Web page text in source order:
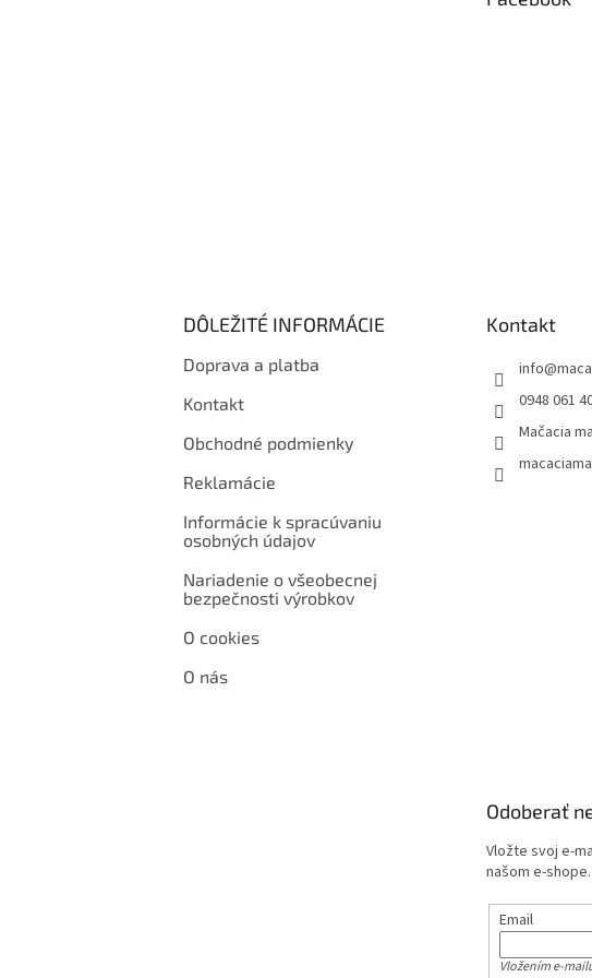
DÔLEŽITÉ INFORMÁCIE
Doprava a platba
Kontakt
Obchodné podmienky
Reklamácie
Informácie k spracúvaniu
osobných údajov
Nariadenie o všeobecnej
bezpečnosti výrobkov
O cookies
O nás
Kontakt
info@
0948 061
Mačacia
Odoberať
Vložte svoj e-
našom e-shope.
Email
Vložením e-